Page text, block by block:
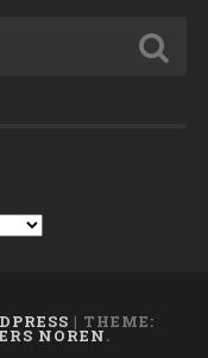
| THEME:
NOREN.